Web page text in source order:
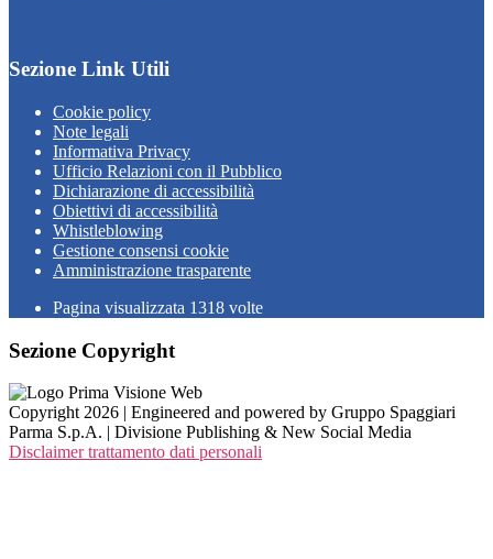
Sezione Link Utili
Cookie policy
Note legali
Informativa Privacy
Ufficio Relazioni con il Pubblico
Dichiarazione di accessibilità
Obiettivi di accessibilità
Whistleblowing
Gestione consensi cookie
Amministrazione trasparente
Pagina visualizzata 1318 volte
Sezione Copyright
Copyright 2026 | Engineered and powered by Gruppo Spaggiari
Parma S.p.A. | Divisione Publishing & New Social Media
Disclaimer trattamento dati personali